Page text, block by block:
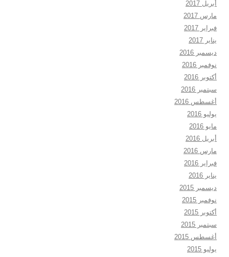
أبريل 2017
مارس 2017
فبراير 2017
يناير 2017
ديسمبر 2016
نوفمبر 2016
أكتوبر 2016
سبتمبر 2016
أغسطس 2016
يوليو 2016
مايو 2016
أبريل 2016
مارس 2016
فبراير 2016
يناير 2016
ديسمبر 2015
نوفمبر 2015
أكتوبر 2015
سبتمبر 2015
أغسطس 2015
يوليو 2015